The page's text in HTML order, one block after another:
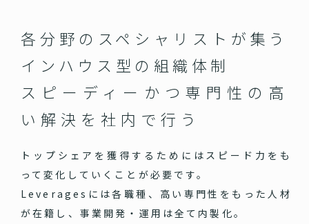
各分野のスペシャリストが集う
インハウス型の組織体制
スピーディーかつ専門性の高
い 解決を社内で行う
トップシェアを獲得するためにはスピード力をも
って変化していくことが必要です。
Leveragesには各職種、高い専門性をもった人材
が在籍し、事業開発・運用は全て内製化。